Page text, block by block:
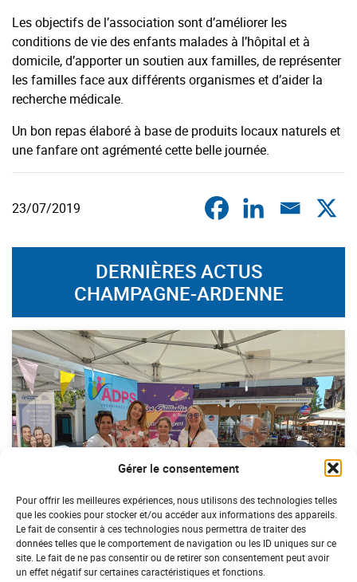
Gérer le consentement
Pour offrir les meilleures expériences, nous utilisons des technologies telles
que les cookies pour stocker et/ou accéder aux informations des appareils.
Le fait de consentir à ces technologies nous permettra de traiter des
données telles que le comportement de navigation ou les ID uniques sur ce
site. Le fait de ne pas consentir ou de retirer son consentement peut avoir
un effet négatif sur certaines caractéristiques et fonctions.
Les objectifs de l’association sont d’améliorer les
conditions de vie des enfants malades à l’hôpital et à
domicile, d’apporter un soutien aux familles, de représenter
les familles face aux différents organismes et d’aider la
recherche médicale.
Un bon repas élaboré à base de produits locaux naturels et
une fanfare ont agrémenté cette belle journée.
23/07/2019
DERNIÈRES ACTUS
CHAMPAGNE-ARDENNE
CHAMPAGNE-ARDENNE
Soumission chimique : “Les Pétillantes de